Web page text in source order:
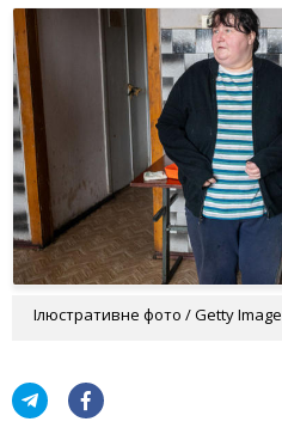
Ілюстративне фото / Getty Image